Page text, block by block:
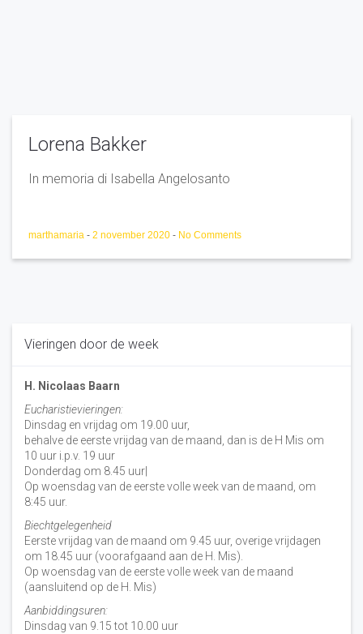
Lorena Bakker
In memoria di Isabella Angelosanto
marthamaria - 2 november 2020 - No Comments
Vieringen door de week
H. Nicolaas Baarn
Eucharistievieringen:
Dinsdag en vrijdag om 19.00 uur,
behalve de eerste vrijdag van de maand, dan is de H Mis om
10 uur i.p.v. 19 uur
Donderdag om 8.45 uur|
Op woensdag van de eerste volle week van de maand, om
8:45 uur.
Biechtgelegenheid
Eerste vrijdag van de maand om 9.45 uur, overige vrijdagen
om 18.45 uur (voorafgaand aan de H. Mis).
Op woensdag van de eerste volle week van de maand
(aansluitend op de H. Mis)
Aanbiddingsuren:
Dinsdag van 9.15 tot 10.00 uur